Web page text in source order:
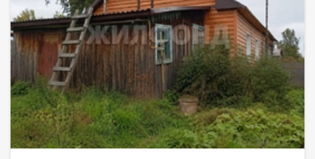
дровяник. В поселке есть вся необходимая для жизни
инфраструктура- садик, школа, магазины, дом культуры,
железнодорожная станция (можно добраться до
Новоалтайская, Барнаула, Тальменки). На машине 15-20 минут
до Новоалтайска. Недалеко отдома сосновый бор, где растет
много грибов и ягод. Рассмотрим любой вариант оплаты-
наличные, ипотека, сертификаты. Помощь в оформлении
ипотеки для наших клиентов. Ждем на просмотр по
предварительному согласованию. Оплату в РАССРОЧКу по
данному варианту не рассматриваем. АГЕНТСТВО
НЕДВИЖИМОСТИ ЖИЛФОНД * Официальный партнёр всех